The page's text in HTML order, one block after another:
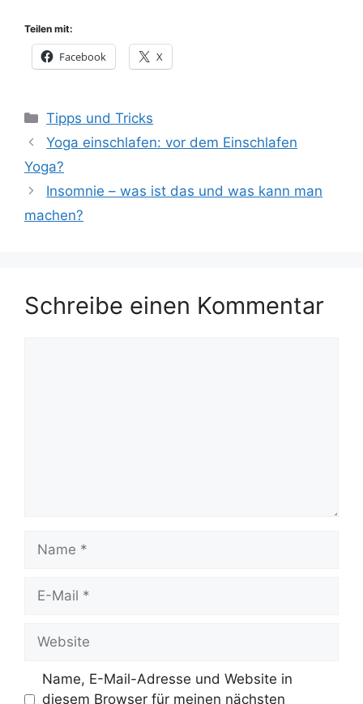
Teilen mit:
Facebook X
Kategorien
Tipps und Tricks
Yoga einschlafen: vor dem Einschlafen
Yoga?
Insomnie – was ist das und was kann man
machen?
Schreibe einen Kommentar
Name
Website
Name, E-Mail-Adresse und Website in
diesem Browser für meinen nächsten